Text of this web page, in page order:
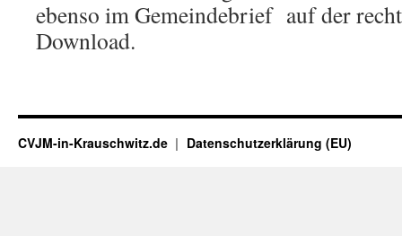
ebenso im Gemeindebrief auf der
Download.
CVJM-in-Krauschwitz.de Datenschutzerklärung (EU)